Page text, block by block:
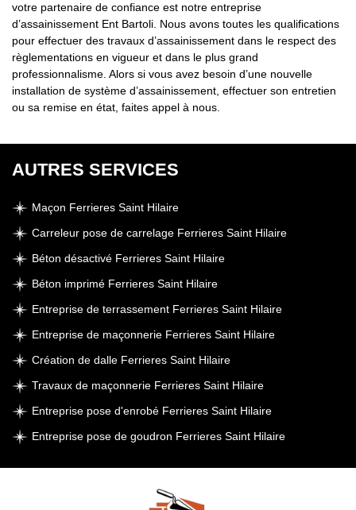
votre partenaire de confiance est notre entreprise
d’assainissement Ent Bartoli. Nous avons toutes les qualifications
pour effectuer des travaux d’assainissement dans le respect des
règlementations en vigueur et dans le plus grand
professionnalisme. Alors si vous avez besoin d’une nouvelle
installation de système d’assainissement, effectuer son entretien
ou sa remise en état, faites appel à nous.
AUTRES SERVICES
Maçon Ferrieres Saint Hilaire
Carreleur pose de carrelage Ferrieres Saint Hilaire
Béton désactivé Ferrieres Saint Hilaire
Béton imprimé Ferrieres Saint Hilaire
Entreprise de terrassement Ferrieres Saint Hilaire
Entreprise de maçonnerie Ferrieres Saint Hilaire
Création de dalle Ferrieres Saint Hilaire
Travaux de maçonnerie Ferrieres Saint Hilaire
Entreprise pose d'enrobé Ferrieres Saint Hilaire
Entreprise pose de goudron Ferrieres Saint Hilaire